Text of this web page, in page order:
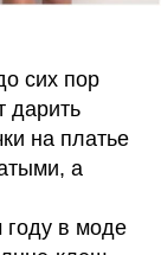
сих пор
дарить
на платье
а
году в моде